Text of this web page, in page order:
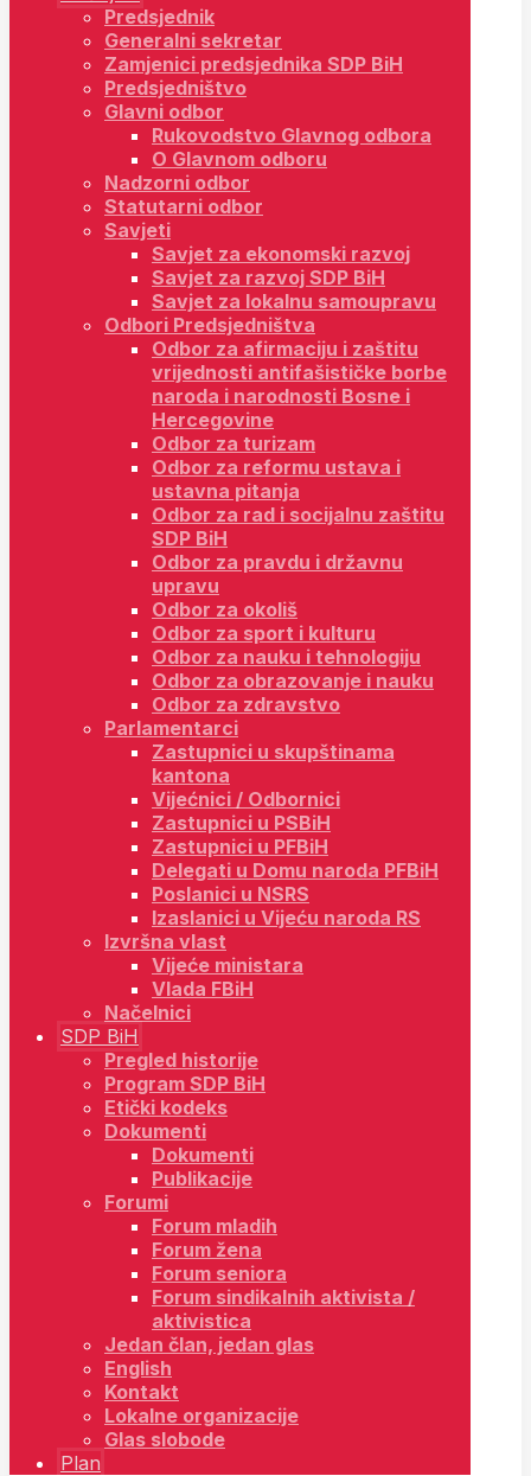
Predsjednik
Generalni sekretar
Zamjenici predsjednika SDP BiH
Predsjedništvo
Glavni odbor
Rukovodstvo Glavnog odbora
O Glavnom odboru
Nadzorni odbor
Statutarni odbor
Savjeti
Savjet za ekonomski razvoj
Savjet za razvoj SDP BiH
Savjet za lokalnu samoupravu
Odbori Predsjedništva
Odbor za afirmaciju i zaštitu
vrijednosti antifašističke borbe
naroda i narodnosti Bosne i
Hercegovine
Odbor za turizam
Odbor za reformu ustava i
ustavna pitanja
Odbor za rad i socijalnu zaštitu
SDP BiH
Odbor za pravdu i državnu
upravu
Odbor za okoliš
Odbor za sport i kulturu
Odbor za nauku i tehnologiju
Odbor za obrazovanje i nauku
Odbor za zdravstvo
Parlamentarci
Zastupnici u skupštinama
kantona
Vijećnici / Odbornici
Zastupnici u PSBiH
Zastupnici u PFBiH
Delegati u Domu naroda PFBiH
Poslanici u NSRS
Izaslanici u Vijeću naroda RS
Izvršna vlast
Vijeće ministara
Vlada FBiH
Načelnici
SDP BiH
Pregled historije
Program SDP BiH
Etički kodeks
Dokumenti
Dokumenti
Publikacije
Forumi
Forum mladih
Forum žena
Forum seniora
Forum sindikalnih aktivista /
aktivistica
Jedan član, jedan glas
English
Kontakt
Lokalne organizacije
Glas slobode
Plan